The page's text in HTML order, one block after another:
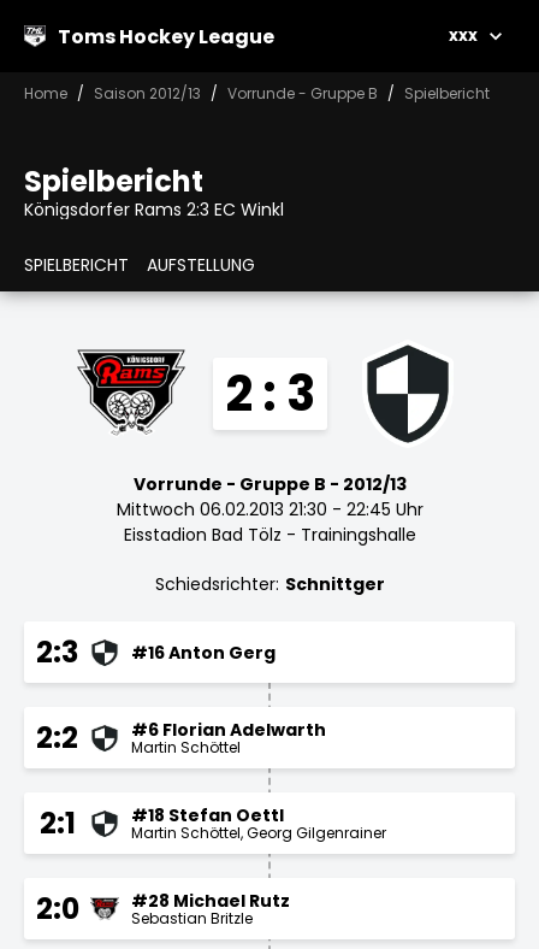
Toms Hockey League xxx
Home Saison 2012/13 Vorrunde - Gruppe B Spielbericht
Spielbericht
Königsdorfer Rams 2:3 EC Winkl
SPIELBERICHT AUFSTELLUNG
2 : 3
Vorrunde - Gruppe B - 2012/13
Mittwoch 06.02.2013 21:30 - 22:45 Uhr
Eisstadion Bad Tölz - Trainingshalle
Schiedsrichter: Schnittger
2:3 #16 Anton Gerg
2:2 #6 Florian Adelwarth
Martin Schöttel
2:1 #18 Stefan Oettl
Martin Schöttel Georg Gilgenrainer
2:0 #28 Michael Rutz
Sebastian Britzle